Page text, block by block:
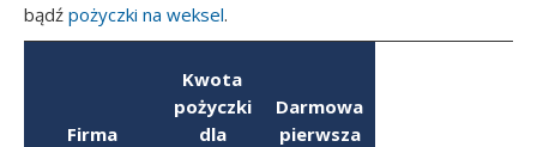
bądź pożyczki na weksel.
Firma
Kwota
pożyczki
dla
Darmowa
pierwsza